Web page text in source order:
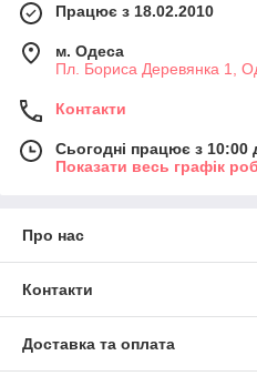
Працює з 18.02.2010
м. Одеса
Пл. Бориса Деревянка 1,
Контакти
Сьогодні працює з 10:00
Показати весь графік
Про нас
Контакти
Доставка та оплата